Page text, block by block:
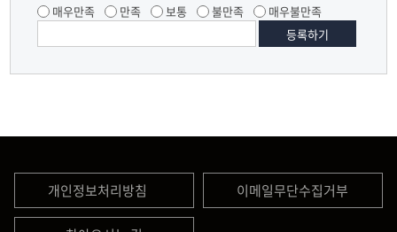
매우만족 만족 보통 불만족 매우불만족
개인정보처리방침 이메일무단수집거부